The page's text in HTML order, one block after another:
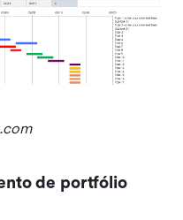
de portfólio